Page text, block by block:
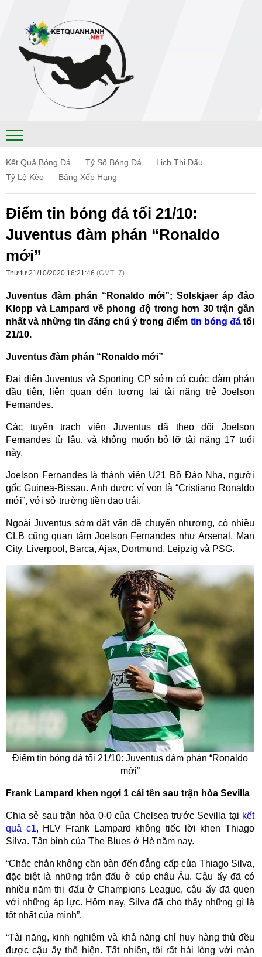
Kết Quả Bóng Đá Tỷ Số Bóng Đá
Lịch Thi Đấu
Tỷ Lệ Kèo
Bảng Xếp Hạng
Điểm tin bóng đá tối 21/10:
Juventus đàm phán “Ronaldo
mới”
Thứ tư 21/10/2020 16:21:46 (GMT+7)
Juventus đàm phán “Ronaldo mới”; Solskjaer áp đảo
Klopp và Lampard về phong độ trong hơn 30 trận gần
nhất và những tin đáng chú ý trong điểm tin bóng đátối
21/10.
Juventus đàm phán “Ronaldo mới”
Đại diện Juventus và Sporting CP sớm có cuộc đàm phán
đầu tiên, liên quan đến tương lai tài năng trẻ Joelson
Fernandes.
Các tuyển trạch viên Juventus đã theo dõi Joelson
Fernandes từ lâu, và không muốn bỏ lỡ tài năng 17 tuổi
này.
Joelson Fernandes là thành viên U21 Bồ Đào Nha, người
gốc Guinea-Bissau. Anh được ví von là “Cristiano Ronaldo
mới”, với sở trường tiền đạo trái.
Ngoài Juventus sớm đặt vấn đề chuyển nhượng, có nhiều
CLB cũng quan tâm Joelson Fernandes như Arsenal, Man
City, Liverpool, Barca, Ajax, Dortmund, Leipzig và PSG.
Điểm tin bóng đá tối 21/10: Juventus đàm phán “Ronaldo
mới”
Frank Lampard khen ngợi 1 cái tên sau trận hòa Sevilla
Chia sẻ sau trận hòa 0-0 của Chelsea trước Sevilla tại kết
quả c1, HLV Frank Lampard không tiếc lời khen Thiago
Silva. Tân binh của The Blues ở Hè năm nay.
“Chắc chắn không cần bàn đến đẳng cấp của Thiago Silva,
đặc biệt là những trận đấu ở cúp châu Âu. Cậu ấy đã có
nhiều năm thi đấu ở Champions League, cậu ấy đã quen
với những áp lực. Hôm nay, Silva đã cho thấy những gì là
tốt nhất của mình”.
“Tài năng, kinh nghiệm và khả năng chỉ huy hàng thủ đều
được cậu ấy thể hiện. Tất nhiên, tôi rất hài lòng với màn